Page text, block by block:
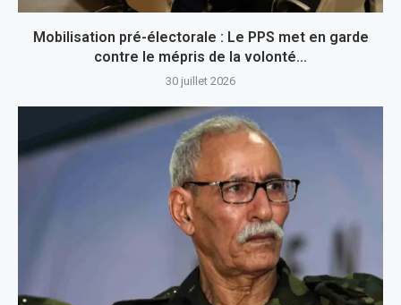
Mobilisation pré-électorale : Le PPS met en garde
contre le mépris de la volonté...
30 juillet 2026